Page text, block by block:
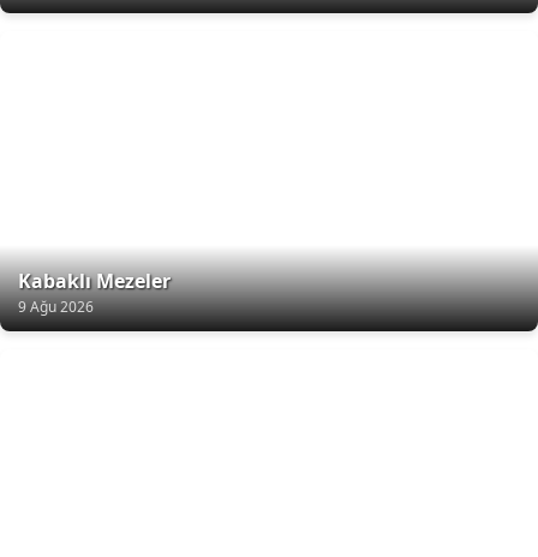
Kabaklı Mezeler
9 Ağu 2026